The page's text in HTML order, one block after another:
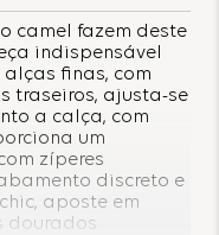
camel fazem deste
indispensável
finas, com
traseiros, ajusta-se
a calça, com
um
zíperes
discreto e
aposte em